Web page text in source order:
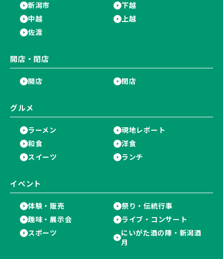
新潟市
下越
中越
上越
佐渡
開店・閉店
開店 閉店
グルメ
ラーメン
現地レポート
和食
洋食
スイーツ
ランチ
イベント
体験・販売
祭り・伝統行事
趣味・展示会
ライブ・コンサート
スポーツ
にいがた酒の陣・新潟酒
月